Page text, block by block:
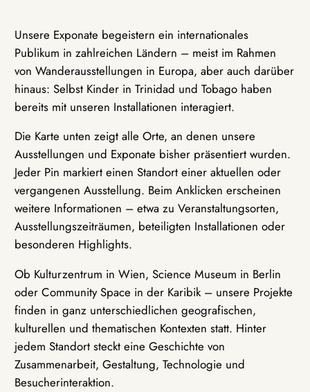
Unsere Exponate begeistern ein internationales
Publikum in zahlreichen Ländern – meist im Rahmen
von Wanderausstellungen in Europa, aber auch darüber
hinaus: Selbst Kinder in Trinidad und Tobago haben
bereits mit unseren Installationen interagiert.
Die Karte unten zeigt alle Orte, an denen unsere
Ausstellungen und Exponate bisher präsentiert wurden.
Jeder Pin markiert einen Standort einer aktuellen oder
vergangenen Ausstellung. Beim Anklicken erscheinen
weitere Informationen – etwa zu Veranstaltungsorten,
Ausstellungszeiträumen, beteiligten Installationen oder
besonderen Highlights.
Ob Kulturzentrum in Wien, Science Museum in Berlin
oder Community Space in der Karibik – unsere Projekte
finden in ganz unterschiedlichen geografischen,
kulturellen und thematischen Kontexten statt. Hinter
jedem Standort steckt eine Geschichte von
Zusammenarbeit, Gestaltung, Technologie und
Besucherinteraktion.